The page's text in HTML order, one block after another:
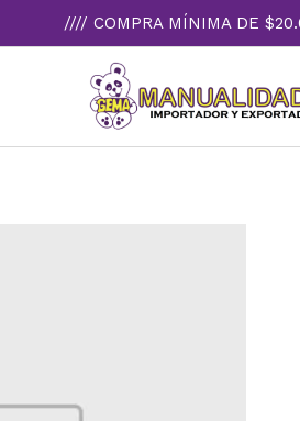
//// COMPRA MÍNIMA DE